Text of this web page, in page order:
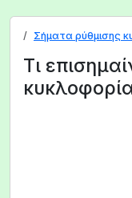
Σήματα ρύθμισης
Τι